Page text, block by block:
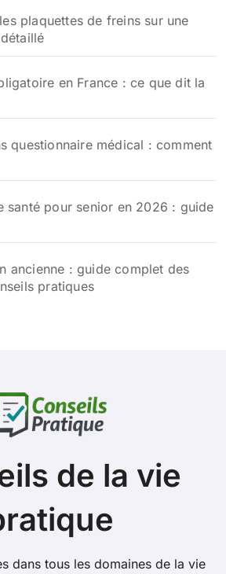
plaquettes de freins sur une
en France : ce que dit la
questionnaire médical : comment
santé pour senior en 2026 : guide
ancienne : guide complet des
pratiques
de la vie
dans tous les domaines de la vie